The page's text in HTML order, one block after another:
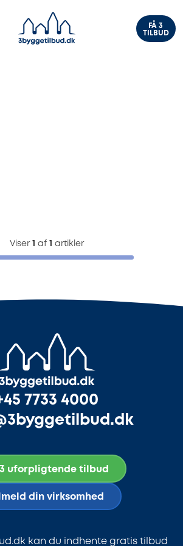
FÅ 3
TILBUD
Viser 1 af 1 artikler
7733 4000
3 uforpligtende tilbud
din virksomhed
kan du indhente gratis tilbud